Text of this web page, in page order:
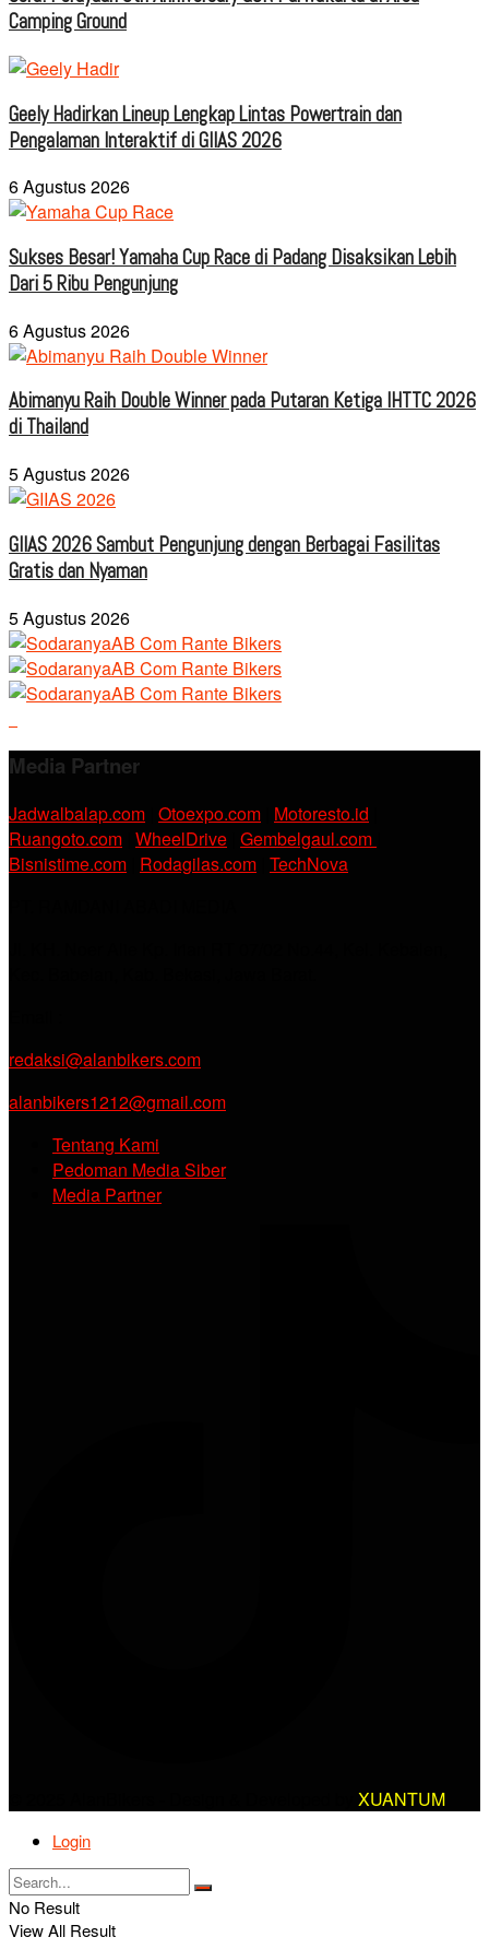
Camping Ground
Geely Hadirkan Lineup Lengkap Lintas Powertrain dan
Pengalaman Interaktif di GIIAS 2026
6 Agustus 2026
Sukses Besar! Yamaha Cup Race di Padang Disaksikan Lebih
Dari 5 Ribu Pengunjung
6 Agustus 2026
Abimanyu Raih Double Winner pada Putaran Ketiga IHTTC 2026
di Thailand
5 Agustus 2026
GIIAS 2026 Sambut Pengunjung dengan Berbagai Fasilitas
Gratis dan Nyaman
5 Agustus 2026
Media Partner
Jadwalbalap.com Otoexpo.com Motoresto.id
Ruangoto.com WheelDrive Gembelgaul.com
Bisnistime.com Rodagilas.com TechNova
redaksi@alanbikers.com
alanbikers1212@gmail.com
Tentang Kami
Pedoman Media Siber
Media Partner
XUANTUM
Login
No Result
View All Result